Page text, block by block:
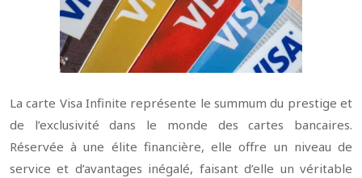
La carte Visa Infinite représente le summum du prestige et
de l’exclusivité dans le monde des cartes bancaires.
Réservée à une élite financière, elle offre un niveau de
service et d’avantages inégalé, faisant d’elle un véritable